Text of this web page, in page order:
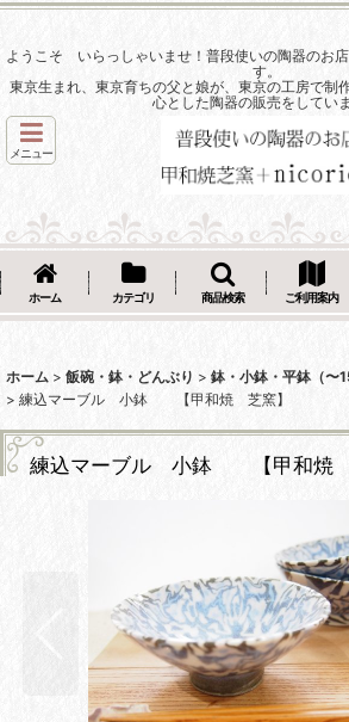
ようこそ いらっしゃいませ！普段使いの陶器のお
す。
東京生まれ、東京育ちの父と娘が、東京の工房で制
心とした陶器の販売をしていま
メニュー
ホーム カテゴリ 商品検索 ご利用案内
ホーム > 飯碗・鉢・どんぶり > 鉢・小鉢・平鉢（〜
> 練込マーブル 小鉢 【甲和焼 芝窯】
練込マーブル 小鉢 【甲和焼